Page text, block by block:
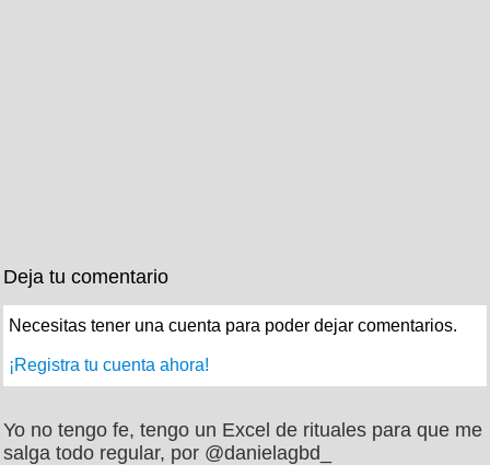
Deja tu comentario
Necesitas tener una cuenta para poder dejar comentarios.
¡Registra tu cuenta ahora!
Yo no tengo fe, tengo un Excel de rituales para que me
salga todo regular, por @danielagbd_